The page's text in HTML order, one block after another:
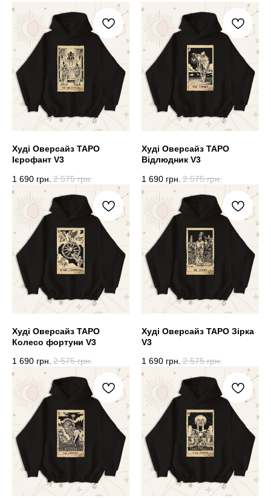
Худі Оверсайз ТАРО
Ієрофант V3
1 690 грн. 2 575 грн.
Худі Оверсайз ТАРО
Відлюдник V3
1 690 грн. 2 575 грн.
Худі Оверсайз ТАРО
Колесо фортуни V3
1 690 грн. 2 575 грн.
Худі Оверсайз ТАРО Зірка
V3
1 690 грн. 2 575 грн.